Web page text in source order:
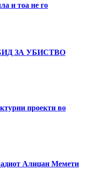
и тоа не го
ЗА УБИСТВО
проекти во
Алиџан Мемети